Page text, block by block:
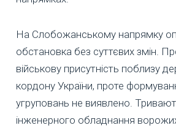
На Слобожанському напрямку
обстановка без суттєвих змін.
військову присутність поблизу
кордону України, проте
угруповань не виявлено.
інженерного обладнання